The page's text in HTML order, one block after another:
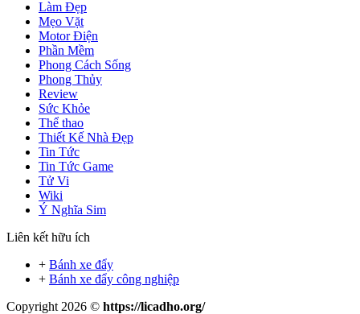
Làm Đẹp
Mẹo Vặt
Motor Điện
Phần Mềm
Phong Cách Sống
Phong Thủy
Review
Sức Khỏe
Thể thao
Thiết Kế Nhà Đẹp
Tin Tức
Tin Tức Game
Tử Vi
Wiki
Ý Nghĩa Sim
Liên kết hữu ích
+ Bánh xe đẩy
+ Bánh xe đẩy công nghiệp
Copyright 2026 © https://licadho.org/